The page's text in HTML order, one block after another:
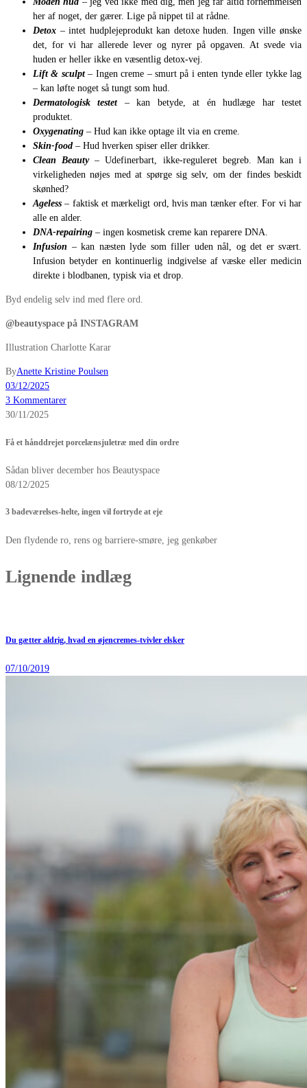
her af noget, der gærer. Lige på nippet til at rådne.
Detox – intet hudplejeprodukt kan detoxe huden. Ingen ville ønske
det, for vi har allerede lever og nyrer på opgaven. At svede via
huden er heller ikke en væsentlig detox-vej.
Lift & sculpt– Ingen creme – smurt på i enten tynde eller tykke lag
– kan løfte noget så tungt som hud.
Dermatologisk testet – kan betyde, at én hudlæge har testet
produktet.
Oxygenating – Hud kan ikke optage ilt via en creme.
Skin-food – Hud hverken spiser eller drikker.
Clean Beauty– Udefinerbart, ikke-reguleret begreb. Man kan i
virkeligheden nøjes med at spørge sig selv, om der findes beskidt
skønhed?
Ageless– faktisk et mærkeligt ord, hvis man tænker efter. For vi har
alle en alder.
DNA-repairing – ingen kosmetisk creme kan reparere DNA.
Infusion – kan næsten lyde som filler uden nål, og det er svært.
Infusion betyder en kontinuerlig indgivelse af væske eller medicin
direkte i blodbanen, typisk via et drop.
Byd endelig selv ind med flere ord.
@beautyspace på INSTAGRAM
Illustration Charlotte Karar
ByAnette Kristine Poulsen
03/12/2025
3 Kommentarer
30/11/2025
Få et hånddrejet porcelænsjuletræ med din ordre
Sådan bliver december hos Beautyspace
08/12/2025
3 badeværelses-helte, ingen vil fortryde at eje
Den flydende ro, rens og barriere-smøre, jeg genkøber
Lignende indlæg
Du gætter aldrig, hvad en øjencremes-tvivler elsker
07/10/2019